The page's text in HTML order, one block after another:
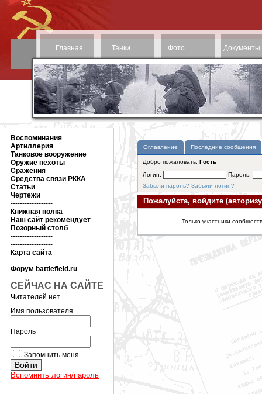
Главная Танки Фото Документы
Воспоминания
Артиллерия
Танковое вооружение
Оружие пехоты
Сражения
Средства связи РККА
Статьи
Чертежи
------------------
Книжная полка
Наш сайт рекомендует
Позорный столб
------------------
------------------
Карта сайта
------------------
Форум battlefield.ru
СЕЙЧАС НА САЙТЕ
Читателей нет
Имя пользователя
Пароль
Запомнить меня
Вспомнить логин/пароль
Оглавление Последние сообщения
Добро пожаловать, Гость
Логин:
Пароль:
Забыли пароль? Забыли логин?
Пожалуйста, войдите
Только участники